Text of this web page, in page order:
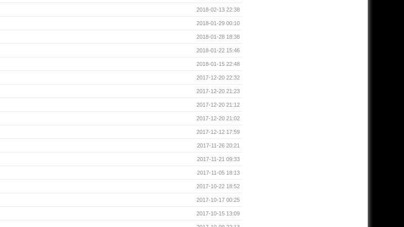
2018-02-13 22:38
2018-01-29 00:10
2018-01-28 18:38
2018-01-22 15:46
2018-01-15 22:48
2017-12-20 22:32
2017-12-20 21:23
2017-12-20 21:12
2017-12-20 21:02
2017-12-12 17:59
2017-11-26 20:21
2017-11-21 09:33
2017-11-05 18:13
2017-10-22 18:52
2017-10-17 00:25
2017-10-15 13:09